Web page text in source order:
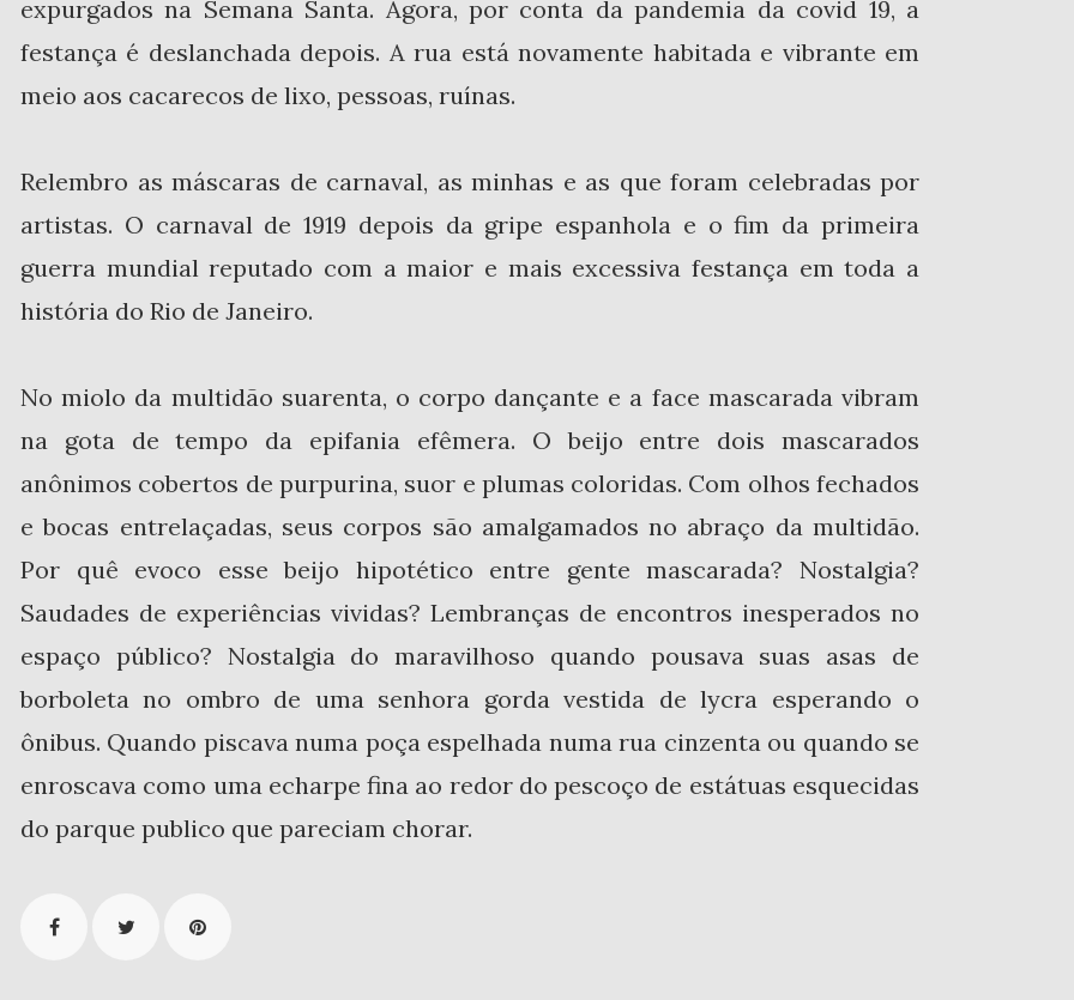
expurgados na Semana Santa. Agora, por conta da pandemia da covid 19, a
festança é deslanchada depois. A rua está novamente habitada e vibrante em
meio aos cacarecos de lixo, pessoas, ruínas.
Relembro as máscaras de carnaval, as minhas e as que foram celebradas por
artistas. O carnaval de 1919 depois da gripe espanhola e o fim da primeira
guerra mundial reputado com a maior e mais excessiva festança em toda a
história do Rio de Janeiro.
No miolo da multidão suarenta, o corpo dançante e a face mascarada vibram
na gota de tempo da epifania efêmera. O beijo entre dois mascarados
anônimos cobertos de purpurina, suor e plumas coloridas. Com olhos fechados
e bocas entrelaçadas, seus corpos são amalgamados no abraço da multidão.
Por quê evoco esse beijo hipotético entre gente mascarada? Nostalgia?
Saudades de experiências vividas? Lembranças de encontros inesperados no
espaço público? Nostalgia do maravilhoso quando pousava suas asas de
borboleta no ombro de uma senhora gorda vestida de lycra esperando o
ônibus. Quando piscava numa poça espelhada numa rua cinzenta ou quando se
enroscava como uma echarpe fina ao redor do pescoço de estátuas esquecidas
do parque publico que pareciam chorar.